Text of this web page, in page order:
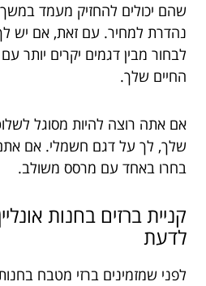
שהם יכולים להחזיק מעמד
נהדרת למחיר. עם זאת, אם יש
לבחור מבין דגמים יקרים יותר
החיים שלך.
אם אתה רוצה להיות מסוגל
שלך, לך על דגם חשמלי. אם אתם
בחרו באחד עם מרסס משולב.
קניית ברזים בחנות
לדעת
לפני שמזמינים ברזי מטבח